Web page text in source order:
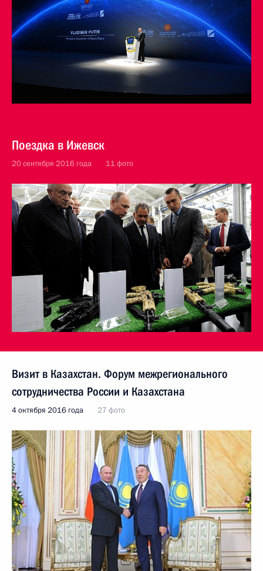
Поездка в Ижевск
20 сентября 2016 года 11 фото
Визит в Казахстан. Форум межрегионального
сотрудничества России и Казахстана
4 октября 2016 года 27 фото